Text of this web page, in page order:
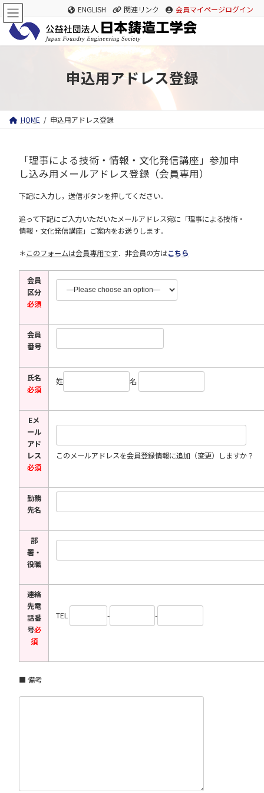
コ
テ
ツ
ナ
ゲ
シ
ENGLISH 関連リンク 会員マイページログイン
申込用アドレス登録
HOME 申込用アドレス登録
「理事による技術・情報・文化発信講座」参加申
し込み用メールアドレス登録（会員専用）
下記に入力し，送信ボタンを押してください．
追って下記にご入力いただいたメールアドレス宛に「理事による技術・
情報・文化発信講座」ご案内をお送りします．
＊このフォームは会員専用です．非会員の方はこちら
会員
区分
必須
会員
番号
氏名
必須
姓 名
Eメ
ール
アド
レス
必須
このメールアドレスを会員登録情報に追加（変更）しますか？
勤務
先名
部
署・
役職
連絡
先電
話番
号必
須
TEL - -
■ 備考